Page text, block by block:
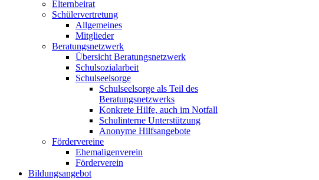
Elternbeirat
Schülervertretung
Allgemeines
Mitglieder
Beratungsnetzwerk
Übersicht Beratungsnetzwerk
Schulsozialarbeit
Schulseelsorge
Schulseelsorge als Teil des
Beratungsnetzwerks
Konkrete Hilfe, auch im Notfall
Schulinterne Unterstützung
Anonyme Hilfsangebote
Fördervereine
Ehemaligenverein
Förderverein
Bildungsangebot